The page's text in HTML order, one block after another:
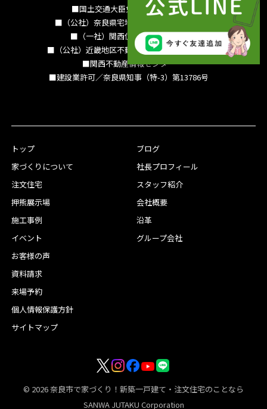
■国土交通大臣免許（15）994号
■（公社）奈良県宅地建物取引業協会会員
■（一社）関西住宅産業協会会員
■（公社）近畿地区不動産公正取引協議会加盟
■関西不動産情報センター
■建設業許可／奈良県知事（特-3）第13786号
トップ
家づくりについて
注文住宅
押熊展示場
施工事例
イベント
お客様の声
ブログ
社長プロフィール
スタッフ紹介
会社概要
沿革
グループ会社
資料請求
来場予約
個人情報保護方針
サイトマップ
© 2026奈良市で家づくり！新築一戸建て・注文住宅のことなら
SANWA JUTAKU Corporation